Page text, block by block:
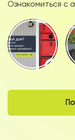
Ознакомиться с